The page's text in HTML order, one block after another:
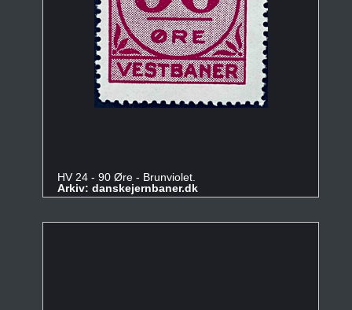
HV 24 - 90 Øre - Brunviolet.
Arkiv: danskejernbaner.dk